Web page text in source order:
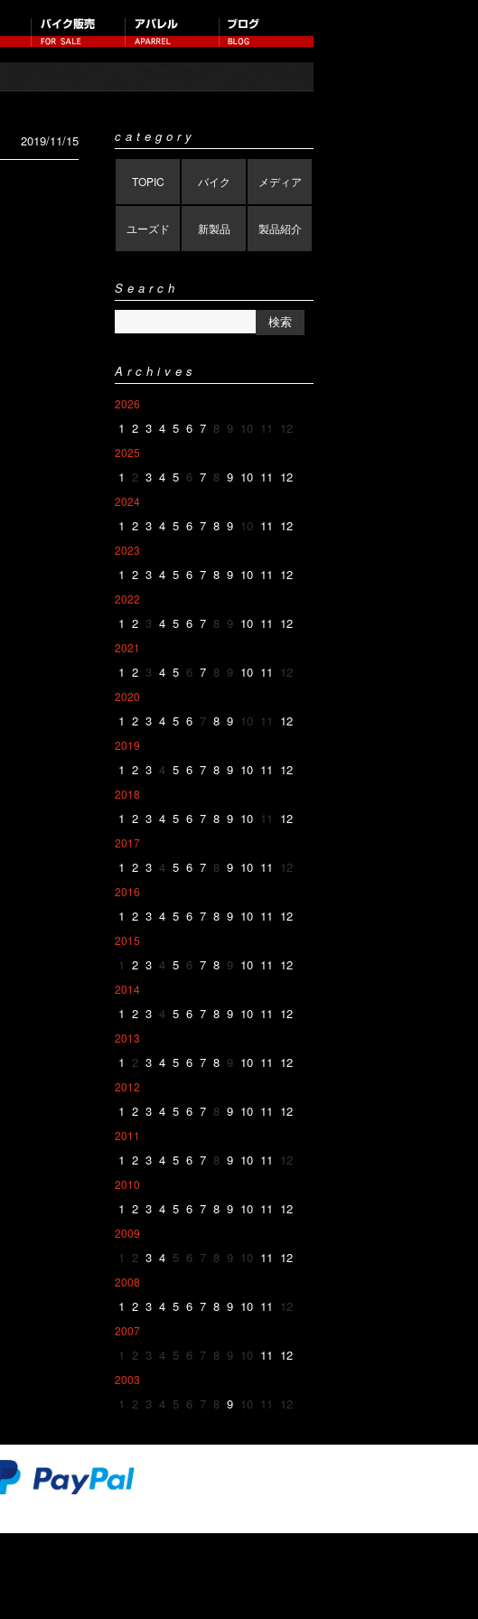
2019/11/15 category
TOPIC バイク メディア
ユーズド 新製品 製品紹介
Search
Archives
2026
1 2 3 4 5 6 7 8 9 10 11 12
2025
1 2 3 4 5 6 7 8 9 10 11 12
2024
1 2 3 4 5 6 7 8 9 10 11 12
2023
1 2 3 4 5 6 7 8 9 10 11 12
2022
1 2 3 4 5 6 7 8 9 10 11 12
2021
1 2 3 4 5 6 7 8 9 10 11 12
2020
1 2 3 4 5 6 7 8 9 10 11 12
2019
1 2 3 4 5 6 7 8 9 10 11 12
2018
1 2 3 4 5 6 7 8 9 10 11 12
2017
1 2 3 4 5 6 7 8 9 10 11 12
2016
1 2 3 4 5 6 7 8 9 10 11 12
2015
1 2 3 4 5 6 7 8 9 10 11 12
2014
1 2 3 4 5 6 7 8 9 10 11 12
2013
1 2 3 4 5 6 7 8 9 10 11 12
2012
1 2 3 4 5 6 7 8 9 10 11 12
2011
1 2 3 4 5 6 7 8 9 10 11 12
2010
1 2 3 4 5 6 7 8 9 10 11 12
2009
1 2 3 4 5 6 7 8 9 10 11 12
2008
1 2 3 4 5 6 7 8 9 10 11 12
2007
1 2 3 4 5 6 7 8 9 10 11 12
2003
1 2 3 4 5 6 7 8 9 10 11 12